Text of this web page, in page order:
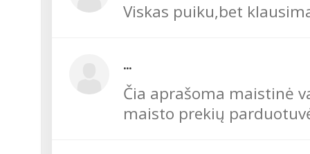
Viskas puiku,bet
...
Čia aprašoma maistinė
maisto prekių